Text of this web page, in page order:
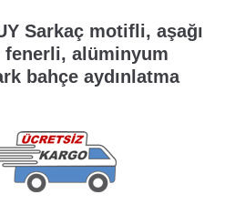
Sarkaç motifli, aşağı
fenerli, alüminyum
bahçe aydınlatma